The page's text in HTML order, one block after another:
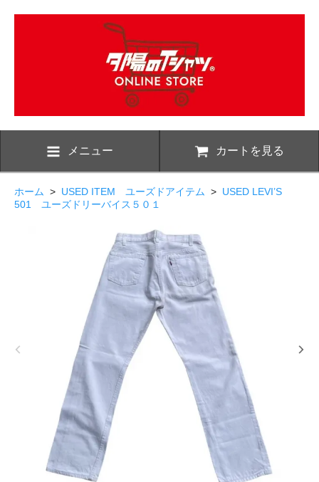
メニュー カートを見る
ホーム > USED ITEM ユーズドアイテム > USED LEVI’S
501 ユーズドリーバイス５０１